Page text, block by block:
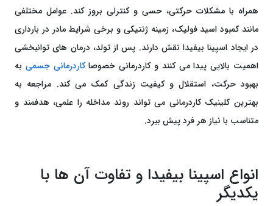
همراه با مشکلات حرکتی، حسی و کنترلی بروز کند. عوامل مختلفی
مانند کمبود اسید فولیک، زمینه ژنتیکی و برخی شرایط مادر در بارداری
در ایجاد اسپینا بیفیدا نقش دارند. پس از تولد، درمان‌ های توانبخشی
اهمیت بالایی پیدا می‌ کنند و کاردرمانی خصوصاکاردرمانی جسمی به
بهبود حرکت، استقلال و کیفیت زندگی کمک می‌ کند. مراجعه به
بهترین کلینیک کاردرمانی می ‌تواند روند مداخله را علمی، هدفمند و
متناسب با نیاز هر فرد پیش ببرد.
انواع اسپینا بیفیدا و تفاوت آن‌ ها با
یکدیگر